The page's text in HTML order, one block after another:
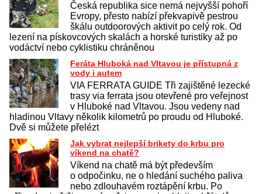
Česká republika sice nemá nejvyšší pohoří
Evropy, přesto nabízí překvapivě pestrou
škálu outdoorových aktivit po celý rok. Od
lezení na pískovcových skalách a horské turistiky až po
vodáctví nebo cyklistiku chráněnou
Feráta Hluboká nad Vltavou je přístupná z
vody i autem
VIA FERRATA GUIDE Tři zajištěné lezecké
trasy via ferrata jsou otevřené pro veřejnost
v Hluboké nad Vltavou. Jsou vedeny nad
hladinou Vltavy několik kilometrů po proudu od Hluboké.
Dvě si můžete přelézt
Jak vybrat nejlepší brikety do krbu pro
víkend na chatě?
Víkend na chatě má být především
o odpočinku, ne o hledání suchého paliva
nebo zdlouhavém roztápění krbu. Po